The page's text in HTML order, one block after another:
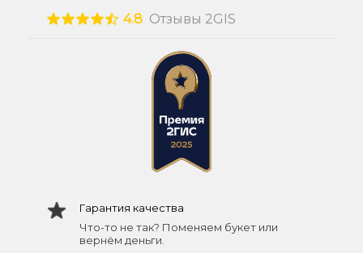
4.8 Отзывы 2GIS
Гарантия качества
Что-то не так? Поменяем букет или
вернём деньги.